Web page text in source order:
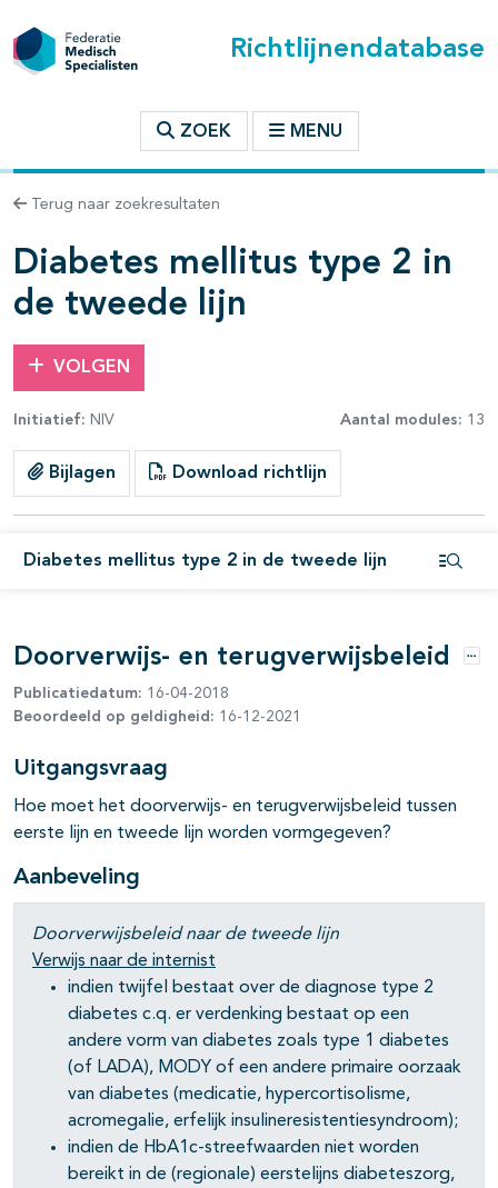
Richtlijnendatabase
ZOEK MENU
Terug naar zoekresultaten
Diabetes mellitus type 2 in
de tweede lijn
VOLGEN
Initiatief: NIV Aantal modules: 13
Bijlagen Download richtlijn
Diabetes mellitus type 2 in de tweede lijn
binnen deze richtlijn
open- en dichtklappen
open- en dichtklappen
Doorverwijs- en terugverwijsbeleid
Publicatiedatum: 16-04-2018
Beoordeeld op geldigheid: 16-12-2021
Uitgangsvraag
Hoe moet het doorverwijs- en terugverwijsbeleid tussen
eerste lijn en tweede lijn worden vormgegeven?
Aanbeveling
Doorverwijsbeleid naar de tweede lijn
Verwijs naar de internist
indien twijfel bestaat over de diagnose type 2
diabetes c.q. er verdenking bestaat op een
andere vorm van diabetes zoals type 1 diabetes
(of LADA), MODY of een andere primaire oorzaak
van diabetes (medicatie, hypercortisolisme,
acromegalie, erfelijk insulineresistentiesyndroom);
indien de HbA1c-streefwaarden niet worden
bereikt in de (regionale) eerstelijns diabeteszorg,